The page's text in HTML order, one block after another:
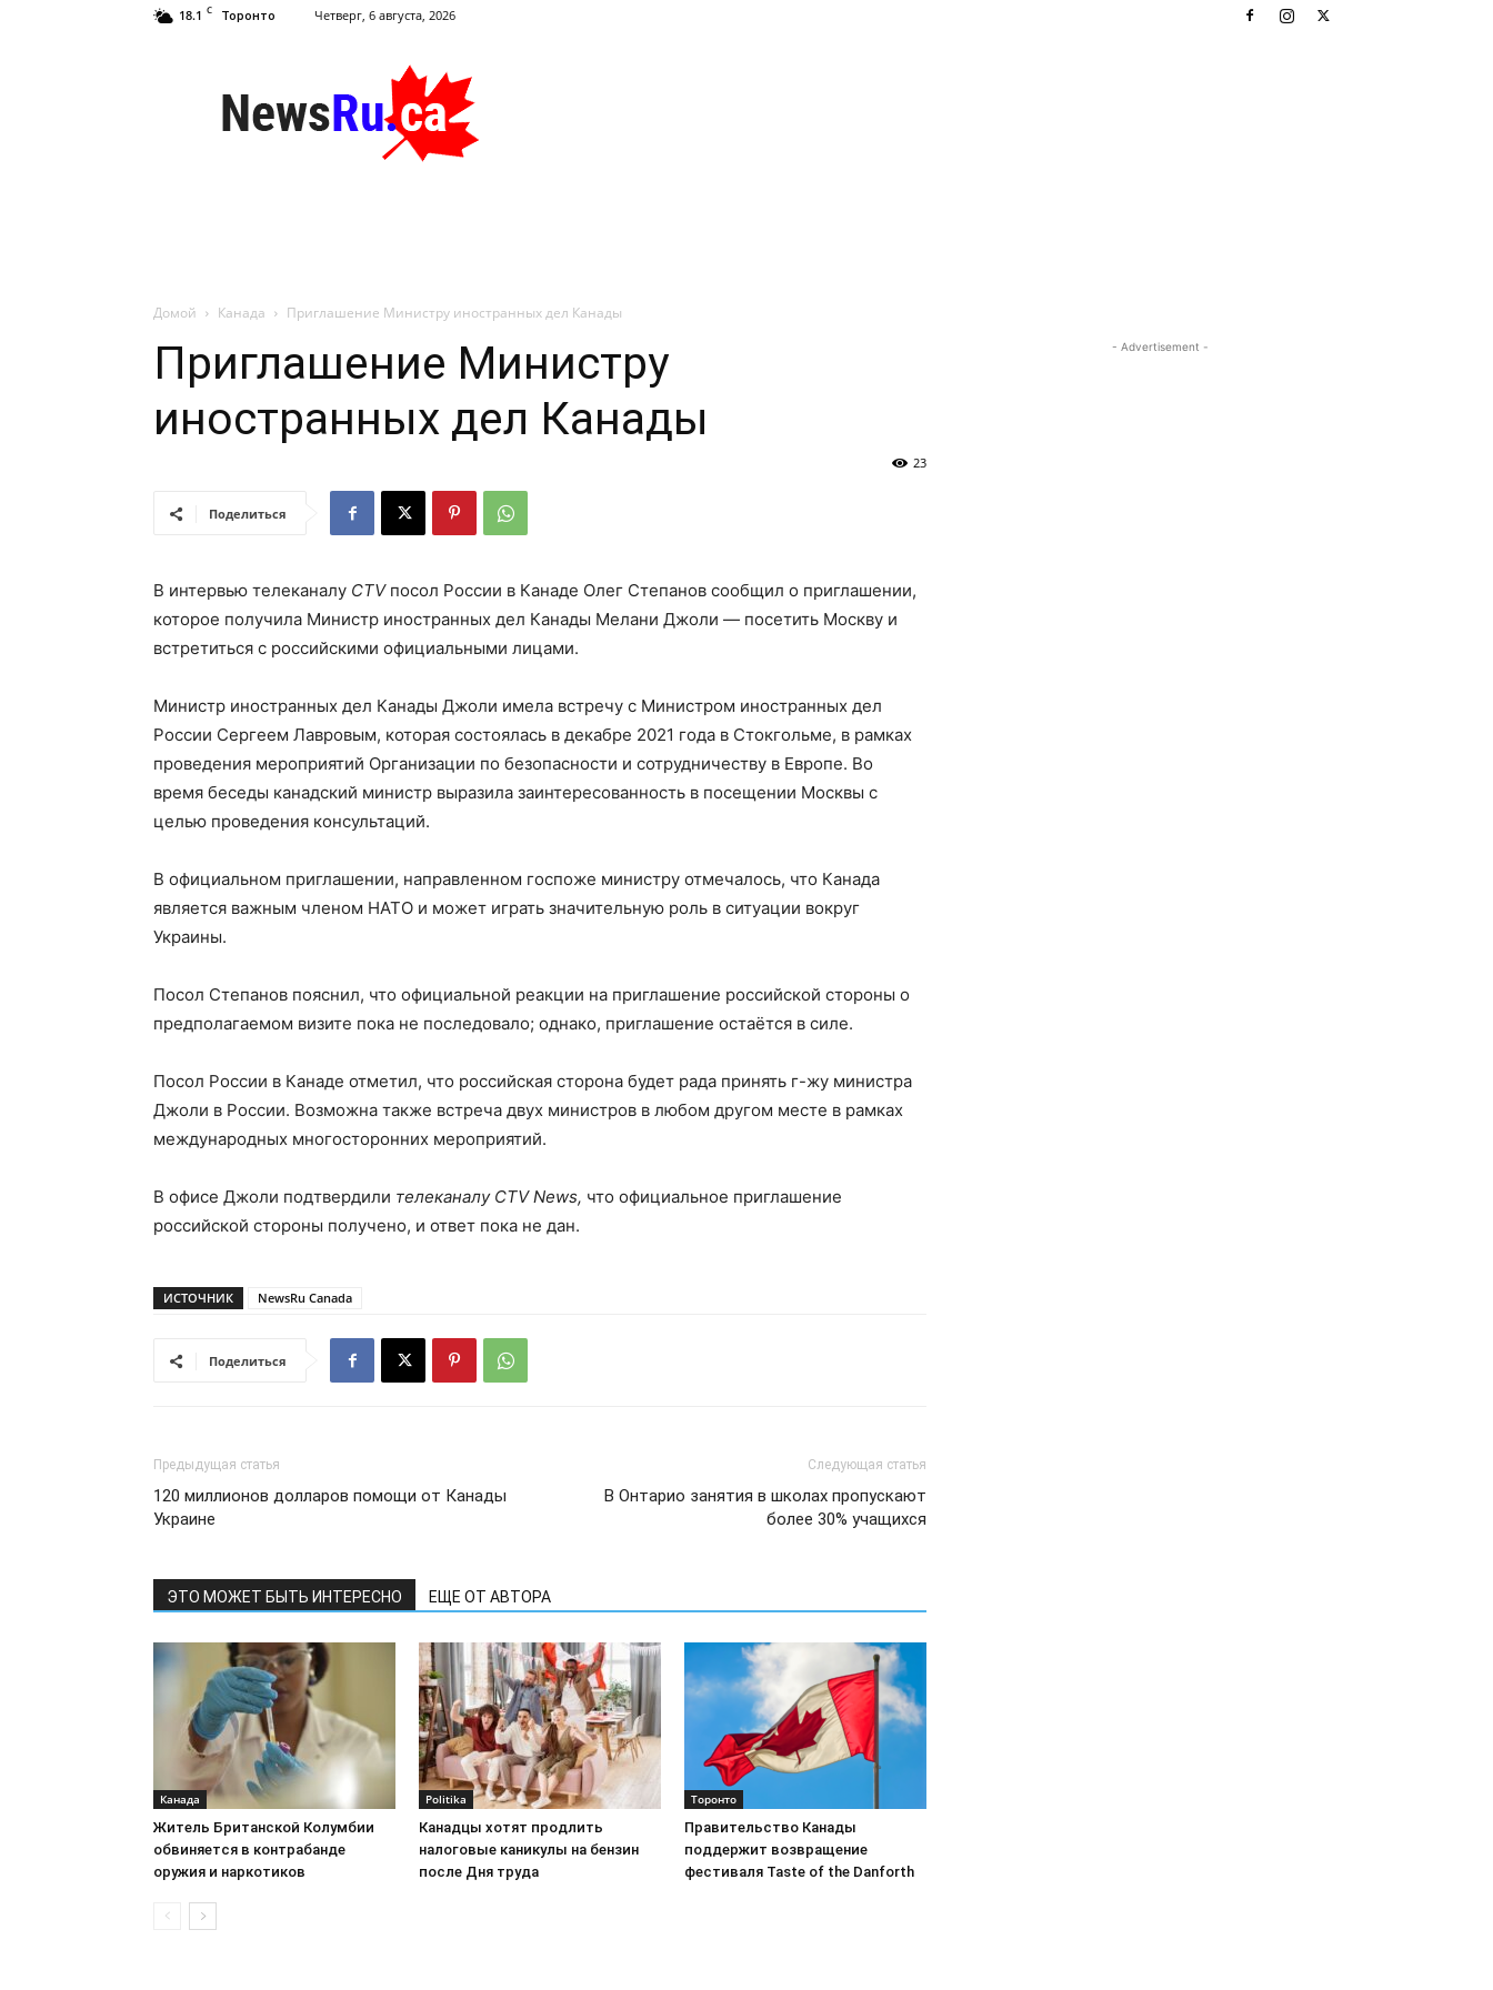
18.1 C Торонто Четверг, 6 августа, 2026
NewsRu.Ca
Домой Канада Приглашение Министру иностранных дел Канады
Приглашение Министру
иностранных дел Канады
23
Поделиться
В интервью телеканалу CTVпосол России в Канаде Олег Степанов сообщил о приглашении,
которое получила Министр иностранных дел Канады Мелани Джоли — посетить Москву и
встретиться с российскими официальными лицами.
Министр иностранных дел Канады Джоли имела встречу с Министром иностранных дел
России Сергеем Лавровым, которая состоялась в декабре 2021 года в Стокгольме, в рамках
проведения мероприятий Организации по безопасности и сотрудничеству в Европе. Во
время беседы канадский министр выразила заинтересованность в посещении Москвы с
целью проведения консультаций.
В официальном приглашении, направленном госпоже министру отмечалось, что Канада
является важным членом НАТО и может играть значительную роль в ситуации вокруг
Украины.
Посол Степанов пояснил, что официальной реакции на приглашение российской стороны о
предполагаемом визите пока не последовало; однако, приглашение остаётся в силе.
Посол России в Канаде отметил, что российская сторона будет рада принять г-жу министра
Джоли в России. Возможна также встреча двух министров в любом другом месте в рамках
международных многосторонних мероприятий.
В офисе Джоли подтвердили телеканалу CTV News, что официальное приглашение
российской стороны получено, и ответ пока не дан.
ИСТОЧНИК NewsRu Canada
Поделиться
Предыдущая статья
120 миллионов долларов помощи от Канады
Украине
Следующая статья
В Онтарио занятия в школах пропускают
более 30% учащихся
ЭТО МОЖЕТ БЫТЬ ИНТЕРЕСНО ЕЩЕ ОТ АВТОРА
Канада
Житель Британской Колумбии
обвиняется в контрабанде
оружия и наркотиков
Politika
Канадцы хотят продлить
налоговые каникулы на бензин
после Дня труда
Торонто
Правительство Канады
поддержит возвращение
фестиваля Taste of the Danforth
- Advertisement -